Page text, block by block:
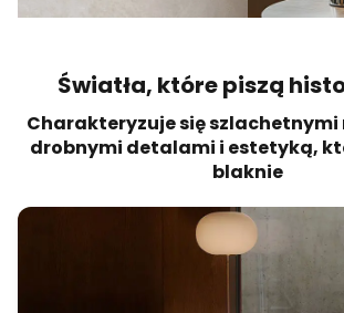
Światła, które piszą
Charakteryzuje się
drobnymi detalami i estetyką,
blaknie